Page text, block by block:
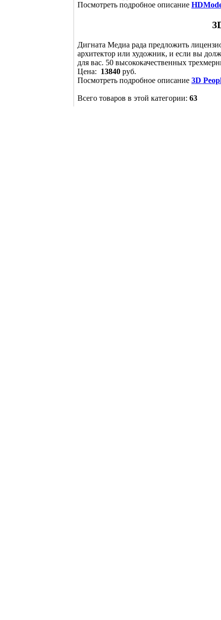
Посмотреть подробное описание
Дигната Медиа рада предложить
архитектор или художник, и если вы
для вас. 50 высококачественных
Цена: 13840 руб.
Посмотреть подробное описание 3D
Всего товаров в этой категории: 63